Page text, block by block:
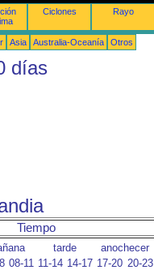
Ciclones Rayo
Asia Australia-Oceanía Otros
días
Tiempo
tarde
anochecer
08-11 11-14 14-17 17-20 20-23